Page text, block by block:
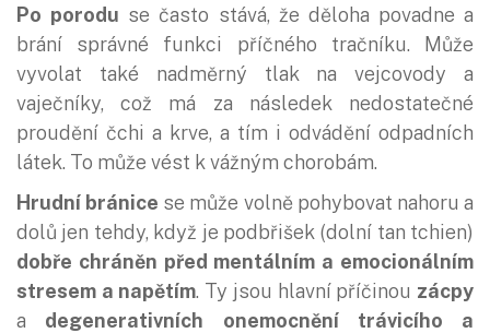
Po porodu se často stává, že děloha povadne a
brání správné funkci příčného tračníku. Může
vyvolat také nadměrný tlak na vejcovody a
vaječníky, což má za následek nedostatečné
proudění čchi a krve, a tím i odvádění odpadních
látek. To může vést k vážným chorobám.
Hrudní bránice se může volně pohybovat nahoru a
dolů jen tehdy, když je podbřišek (dolní tan tchien)
dobře chráněn před mentálním a emocionálním
stresem a napětím. Ty jsou hlavní příčinou zácpy
a degenerativních onemocnění trávicího a